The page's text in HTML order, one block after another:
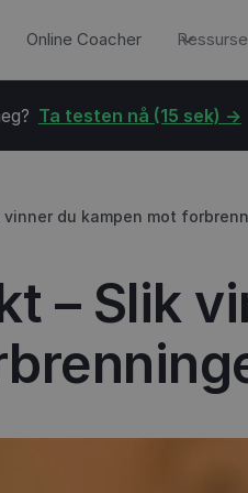
Online Coacher
Ta testen nå (15 sek) ->
vinner du kampen mot
– Slik